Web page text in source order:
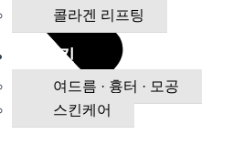
콜라겐 리프팅
스킨
여드름 · 흉터 · 모공
스킨케어